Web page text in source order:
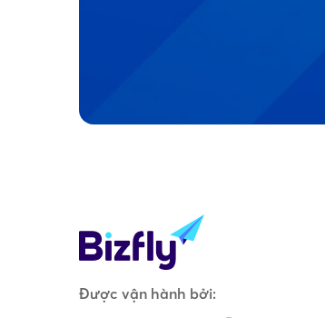
Được vận hành bởi: